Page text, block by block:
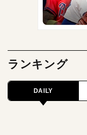
ランキング
DAILY